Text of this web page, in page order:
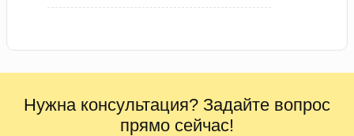
Нужна консультация? Задайте вопрос
прямо сейчас!